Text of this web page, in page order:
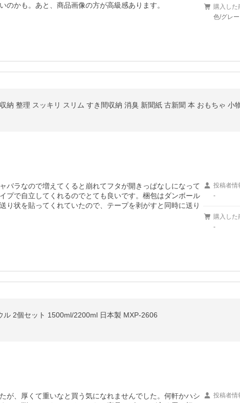
かも。あと、商品画像の方が高級感あります。
購入した
色/グレー
納 整理 スッキリ スリム すき間収納 消臭 新聞紙 古新聞 本 おもちゃ 小
バラなので増えてくると崩れてフタが開きっぱなしになって
プで自立してくれるのでとても良いです。梱包はダンボール
り状を貼ってくれていたので、テープを剥がすと同時に送り
投稿者情
-
購入した
-
ル 2個セット 1500ml/2200ml 日本製 MXP-2606
が、厚くて重いなと買う気になれませんでした。何軒かハシ
投稿者情